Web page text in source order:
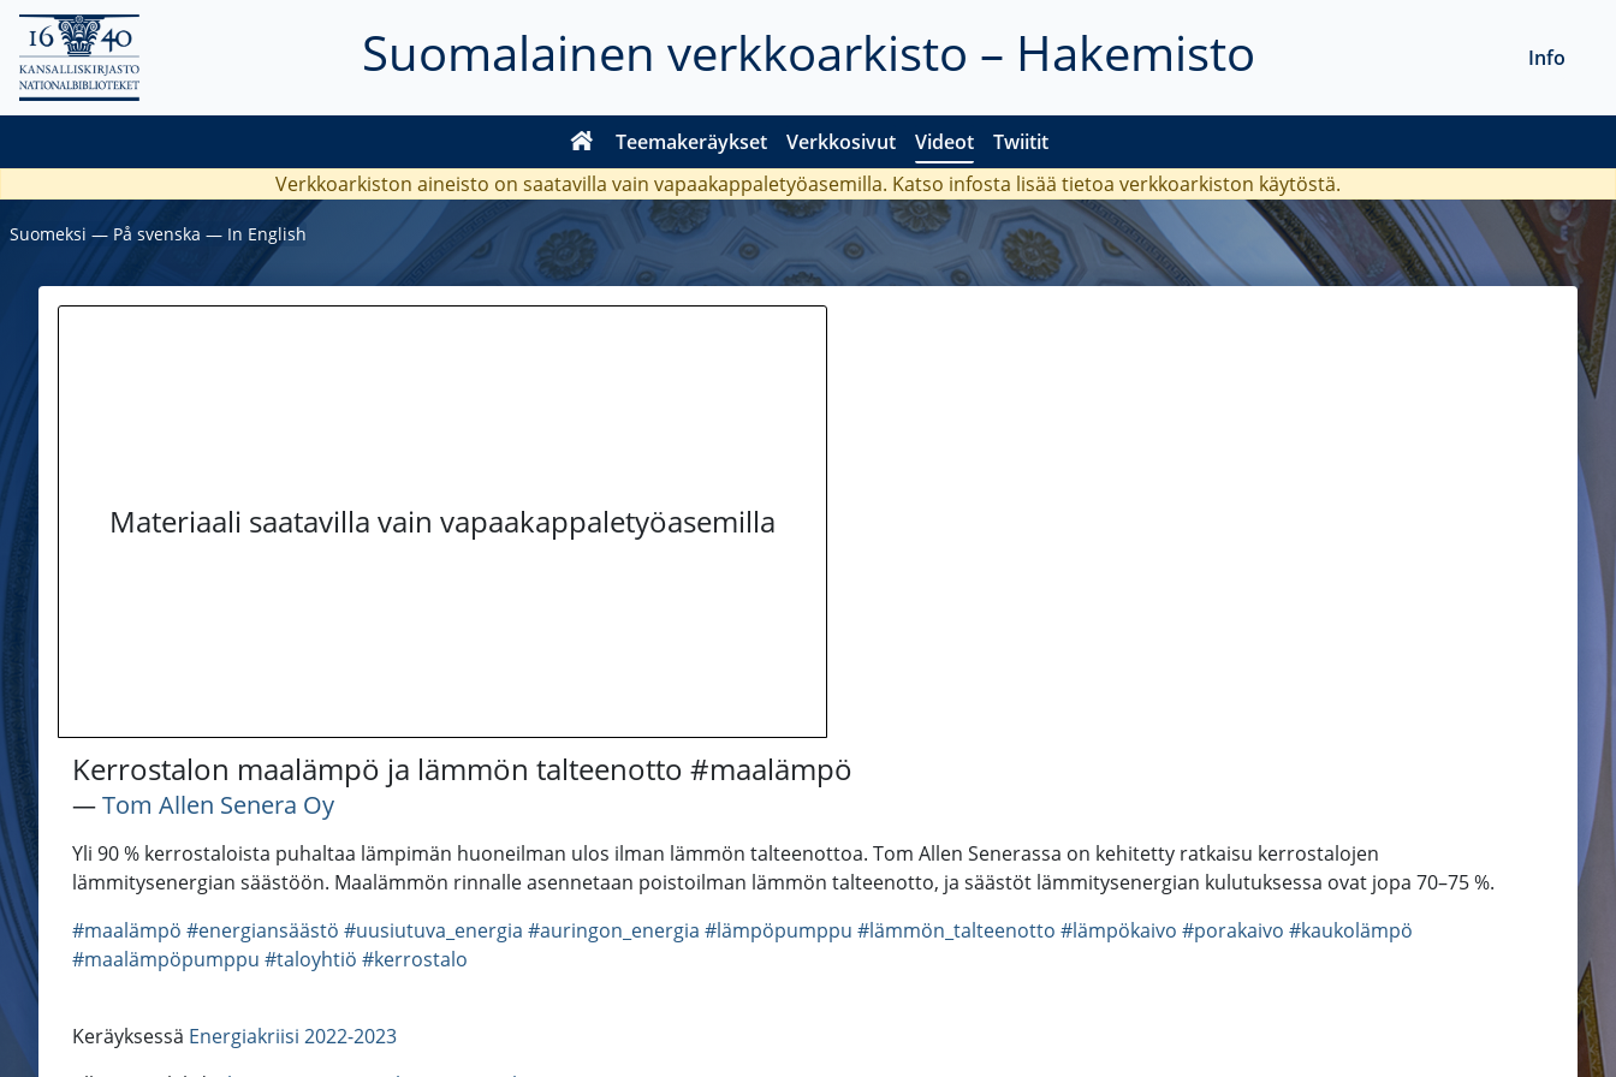
Suomalainen verkkoarkisto – Hakemisto
Teemakeräykset Verkkosivut Videot Twiitit
Info
Verkkoarkiston aineisto on saatavilla vain vapaakappaletyöasemilla. Katso infosta lisää tietoa verkkoarkiston käytöstä.
Suomeksi ― På svenska ― In English
Materiaali saatavilla vain vapaakappaletyöasemilla
Kerrostalon maalämpö ja lämmön talteenotto #maalämpö
―Tom Allen Senera Oy
Yli 90 % kerrostaloista puhaltaa lämpimän huoneilman ulos ilman lämmön talteenottoa. Tom Allen Senerassa on kehitetty ratkaisu kerrostalojen
lämmitysenergian säästöön. Maalämmön rinnalle asennetaan poistoilman lämmön talteenotto, ja säästöt lämmitysenergian kulutuksessa ovat jopa 70–75 %.
#maalämpö #energiansäästö #uusiutuva_energia #auringon_energia #lämpöpumppu #lämmön_talteenotto #lämpökaivo #porakaivo #kaukolämpö
#maalämpöpumppu #taloyhtiö #kerrostalo
Keräyksessä Energiakriisi 2022-2023